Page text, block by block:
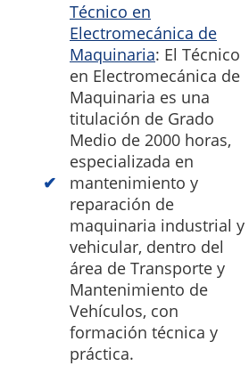
Técnico en
Electromecánica de
Maquinaria: El Técnico
en Electromecánica de
Maquinaria es una
titulación de Grado
Medio de 2000 horas,
especializada en
mantenimiento y
reparación de
maquinaria industrial y
vehicular, dentro del
área de Transporte y
Mantenimiento de
Vehículos, con
formación técnica y
práctica.